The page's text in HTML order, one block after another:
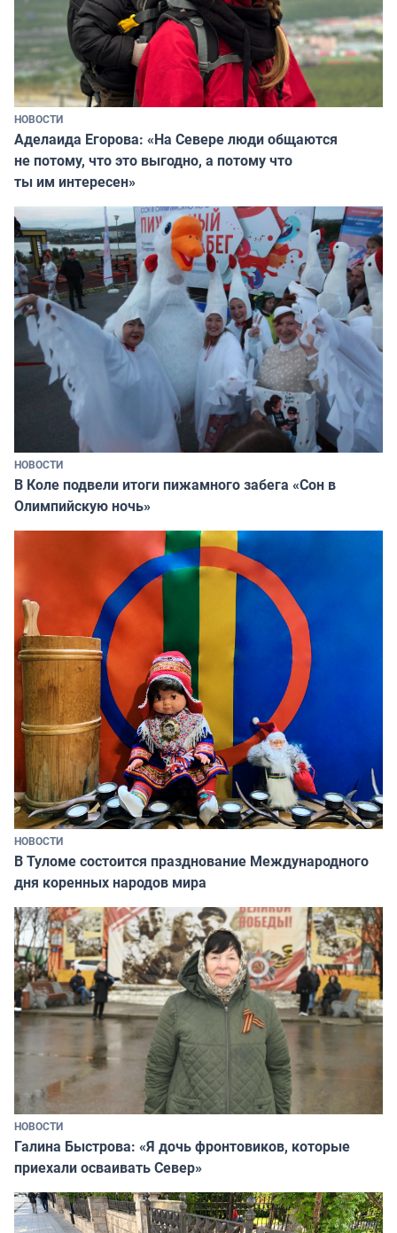
НОВОСТИ
Аделаида Егорова: «На Севере люди общаются
не потому, что это выгодно, а потому что
ты им интересен»
НОВОСТИ
В Коле подвели итоги пижамного забега «Сон в
Олимпийскую ночь»
НОВОСТИ
В Туломе состоится празднование Международного
дня коренных народов мира
НОВОСТИ
Галина Быстрова: «Я дочь фронтовиков, которые
приехали осваивать Север»